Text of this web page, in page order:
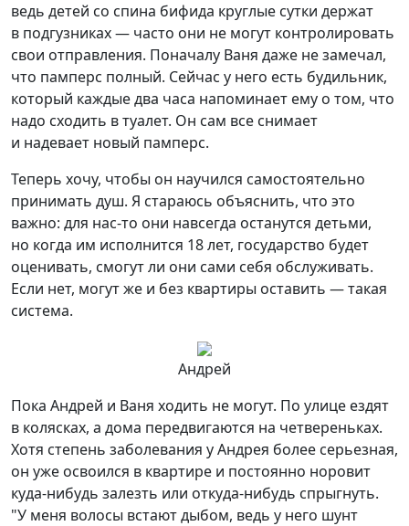
ведь детей со спина бифида круглые сутки держат
в подгузниках — часто они не могут контролировать
свои отправления. Поначалу Ваня даже не замечал,
что памперс полный. Сейчас у него есть будильник,
который каждые два часа напоминает ему о том, что
надо сходить в туалет. Он сам все снимает
и надевает новый памперс.
Теперь хочу, чтобы он научился самостоятельно
принимать душ. Я стараюсь объяснить, что это
важно: для нас-то они навсегда останутся детьми,
но когда им исполнится 18 лет, государство будет
оценивать, смогут ли они сами себя обслуживать.
Если нет, могут же и без квартиры оставить — такая
система.
Андрей
Пока Андрей и Ваня ходить не могут. По улице ездят
в колясках, а дома передвигаются на четвереньках.
Хотя степень заболевания у Андрея более серьезная,
он уже освоился в квартире и постоянно норовит
куда-нибудь залезть или откуда-нибудь спрыгнуть.
"У меня волосы встают дыбом, ведь у него шунт